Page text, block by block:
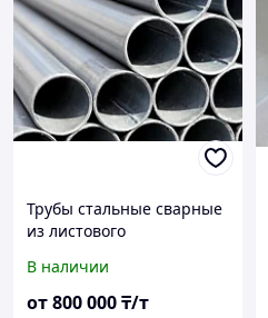
Трубы стальные сварные
из листового
В наличии
от800 000₸/т